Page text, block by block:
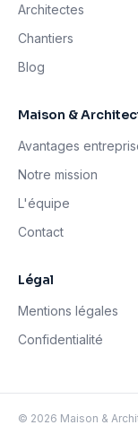
Architectes
Chantiers
Blog
Maison &
Avantages
Notre mission
L'équipe
Contact
Légal
Mentions légales
Confidentialité
© 2026 Maison &